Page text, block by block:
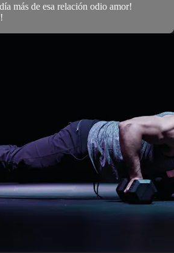
más de esa relación odio amor!